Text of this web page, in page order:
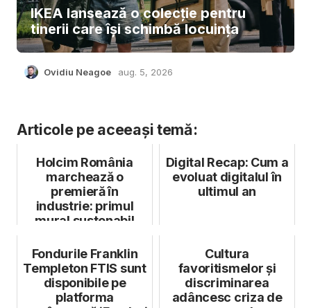
IKEA lansează o colecție pentru
tinerii care își schimbă locuința
Ovidiu Neagoe aug. 5, 2026
Articole pe aceeași temă:
Holcim România
marchează o
premieră în
industrie: primul
mural sustenabil
Digital Recap: Cum a
evoluat digitalul în
ultimul an
Fondurile Franklin
Templeton FTIS sunt
disponibile pe
platforma
Cultura
favoritismelor și
discriminarea
adâncesc criza de